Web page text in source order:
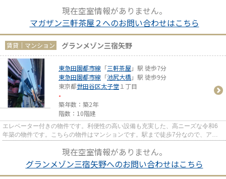
現在空室情報がありません。
マガザン三軒茶屋２へのお問い合わせはこちら
賃貸｜マンション グランメゾン三宿矢野
東急田園都市線 「三軒茶屋 」駅 徒歩7分
東急田園都市線 「池尻大橋」駅 徒歩9分
東京都世田谷区太子堂１丁目
-
築年数：築2年
階数：10階建
エレベーター付きの物件です。利便性の高い設備も充実した、高ニーズな令和6
年築の物件です。こちらの物件はマンションです。駅まで徒歩7分なので、アク
現在空室情報がありません。
グランメゾン三宿矢野へのお問い合わせはこちら